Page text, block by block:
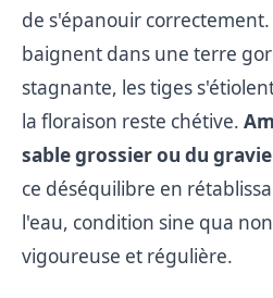
de s'épanouir
baignent dans une terre
stagnante, les tiges
la floraison reste chétive.
sable grossier ou du
ce déséquilibre en
l'eau, condition sine qua
vigoureuse et régulière.